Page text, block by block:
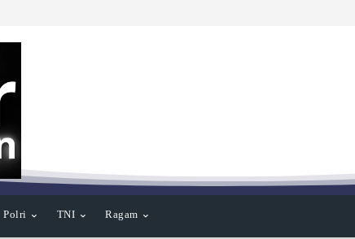
Polri TNI Ragam